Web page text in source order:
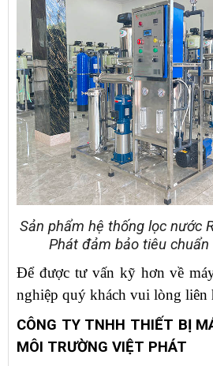
Sản phẩm hệ thống lọc nước
Phát đảm bảo tiêu chuẩn
Để được tư vấn kỹ hơn về
nghiệp quý khách vui lòng liên
CÔNG TY TNHH THIẾT BỊ
MÔI TRƯỜNG VIỆT PHÁT